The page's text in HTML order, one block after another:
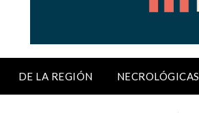
DE LA REGIÓN NECROLÓGICAS